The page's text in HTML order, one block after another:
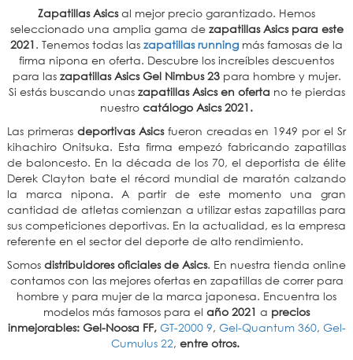
Zapatillas Asicsal mejor precio garantizado. Hemos
seleccionado una amplia gama de zapatillas Asics para este
2021. Tenemos todas las zapatillas running más famosas de la
firma nipona en oferta. Descubre los increíbles descuentos
para las zapatillas Asics Gel Nimbus 23para hombre y mujer.
Si estás buscando unas zapatillas Asics en oferta no te pierdas
nuestro catálogo Asics 2021.
Las primeras deportivas Asicsfueron creadas en 1949 por el Sr
kihachiro Onitsuka. Esta firma empezó fabricando zapatillas
de baloncesto. En la década de los 70, el deportista de élite
Derek Clayton bate el récord mundial de maratón calzando
la marca nipona. A partir de este momento una gran
cantidad de atletas comienzan a utilizar estas zapatillas para
sus competiciones deportivas. En la actualidad, es la empresa
referente en el sector del deporte de alto rendimiento.
Somos distribuidores oficiales de Asics. En nuestra tienda online
contamos con las mejores ofertas en zapatillas de correr para
hombre y para mujer de la marca japonesa. Encuentra los
modelos más famosos para el año 2021 a precios
inmejorables: Gel-Noosa FF, GT-2000 9, Gel-Quantum 360, Gel-
Cumulus 22, entre otros.